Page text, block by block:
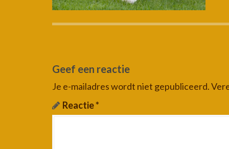
Geef een reactie
Je e-mailadres wordt niet gepubliceerd.
Reactie*